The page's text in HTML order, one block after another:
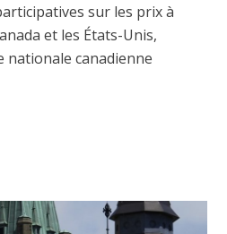
sur les prix à
et les États-Unis,
nationale canadienne